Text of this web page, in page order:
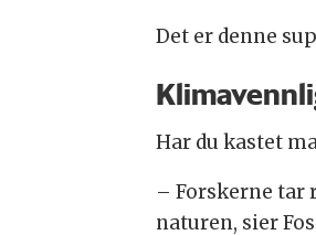
Det er denne
Har du kastet
– Forskerne tar
naturen, sier